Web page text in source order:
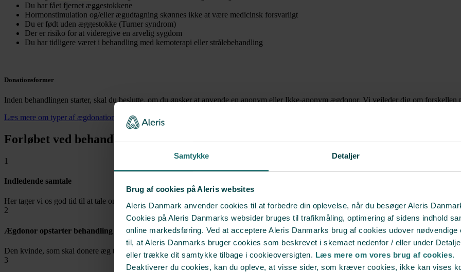
Samtykke Detaljer
Brug af cookies på Aleris websites
Aleris Danmark anvender cookies til at forbedre din oplevelse, når du besøger Aleris
Cookies på Aleris Danmarks websider bruges til trafikmåling, optimering af sidens indhold
online markedsføring. Ved at acceptere Aleris Danmarks brug af cookies udover
til, at Aleris Danmarks bruger cookies som beskrevet i skemaet nedenfor / eller under
eller trække dit samtykke tilbage i cookieoversigten. Læs mere om vores brug af cookies.
Deaktiverer du cookies, kan du opleve, at visse sider, som kræver cookies, ikke kan vises
Du har fået fjernet æggestokkene
Hormonstimulation og/eller ægudtagning skønnes ikke at være medicinsk forsvarligt
Du er født uden æggestokke (Turner syndrom)
Der er risiko for at videregive en arvelig sygdom
Du har tidligere været i behandling med kemoterapi eller strålebehandling
Donationsformer
Inden behandlingen starter, skal du beslutte, om du ønsker at anvende en anonym eller Ikke-anonym ægdonor. Vi vejleder dig om forskellen
Læs mere om typer af ægdonationer
Forløbet ved behandling med ægdonation
1
Indledende samtale
Her tager vi os god tid til at tale om fordele og ulemper ved ægdonation og behandlingens forløb.
2
Ægdonor opstarter behandling
Den kvinde, som skal donere æg til dig, starter behandlingen op.
3